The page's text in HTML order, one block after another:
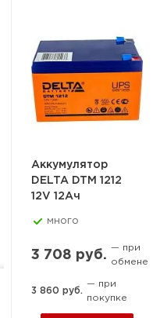
Аккумулятор
DELTA DTM 1212
12V 12Ач
много
3 708 руб.
— при
обмене
3 860 руб.
— при
покупке